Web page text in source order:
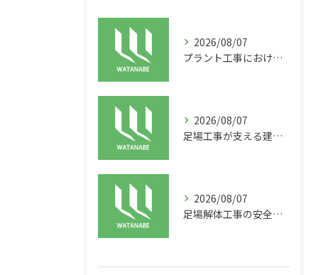
2026/08/07
プラント工事における足場工事の安全対策と施工の重要性
2026/08/07
足場工事が支える建物の長寿命化と外装塗装の重要性
2026/08/07
足場解体工事の安全性と効率化のポイント